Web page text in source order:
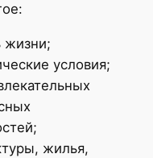
жизни;
условия;
жилья,